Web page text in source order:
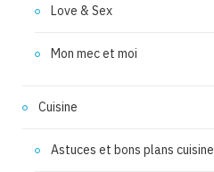
Love & Sex
Mon mec et moi
Cuisine
Astuces et bons plans cuisine